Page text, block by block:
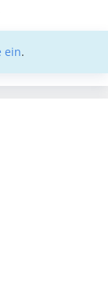
ein.